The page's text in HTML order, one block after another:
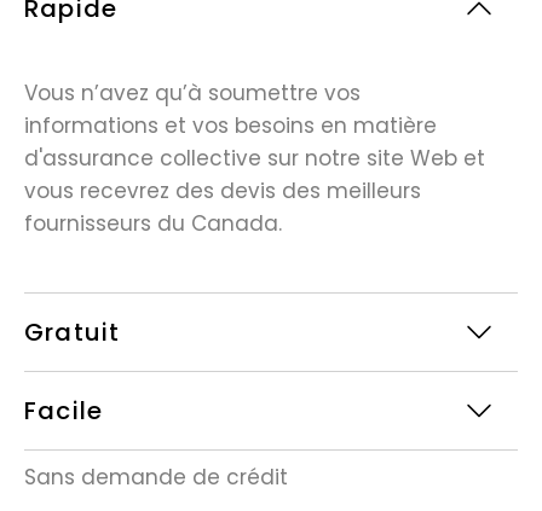
Rapide
Vous n’avez qu’à soumettre vos
informations et vos besoins en matière
d'assurance collective sur notre site Web et
vous recevrez des devis des meilleurs
fournisseurs du Canada.
Gratuit
Facile
Sans demande de crédit